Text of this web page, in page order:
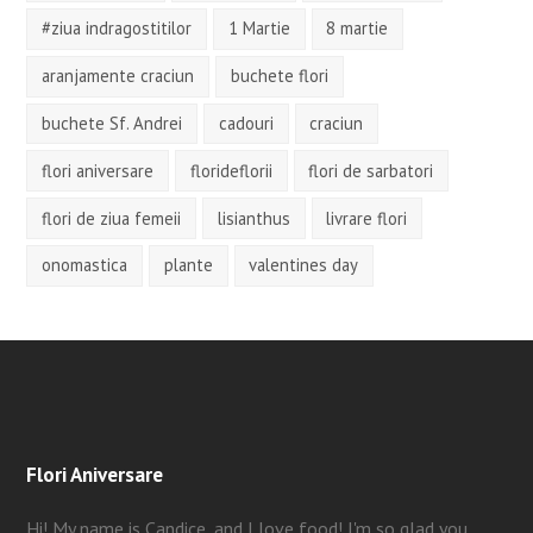
#ziua indragostitilor 1 Martie 8 martie
aranjamente craciun buchete flori
buchete Sf. Andrei cadouri craciun
flori aniversare florideflorii flori de sarbatori
flori de ziua femeii lisianthus livrare flori
onomastica plante valentines day
Flori Aniversare
Hi! My name is Candice, and I love food! I'm so glad you